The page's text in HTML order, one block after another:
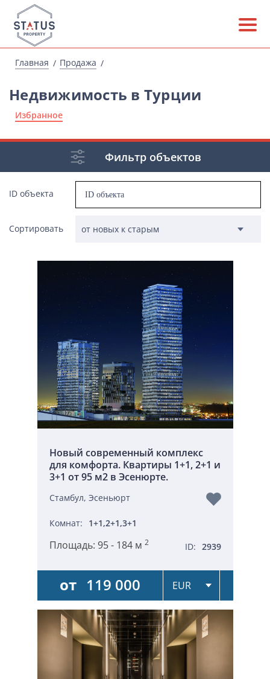
Главная Продажа
Недвижимость в Турции
Избранное
Фильтр объектов
ID объекта
Сортировать
Новый современный комплекс
для комфорта. Квартиры 1+1, 2+1 и
3+1 от 95 м2 в Эсенюрте.
Стамбул, Эсеньюрт
Комнат: 1+1,2+1,3+1
Площадь: 95 - 184 м 2 ID: 2939
от 119 000